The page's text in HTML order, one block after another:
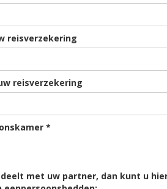
reisverzekering
reisverzekering
*
met uw partner, dan kunt u